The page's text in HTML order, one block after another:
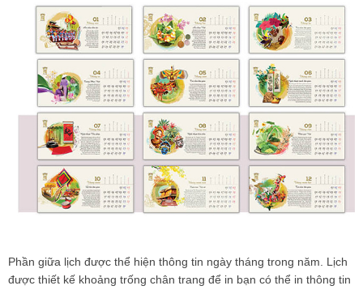
Phần giữa lịch được thể hiện thông tin ngày tháng trong năm. Lịch
được thiết kế khoảng trống chân trang để in bạn có thể in thông tin